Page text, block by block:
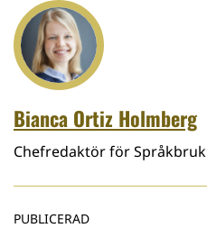
Bianca Ortiz Holmberg
Chefredaktör för Språkbruk
PUBLICERAD